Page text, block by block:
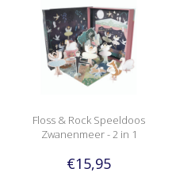
Floss & Rock Speeldoos
Zwanenmeer - 2 in 1
€15,95